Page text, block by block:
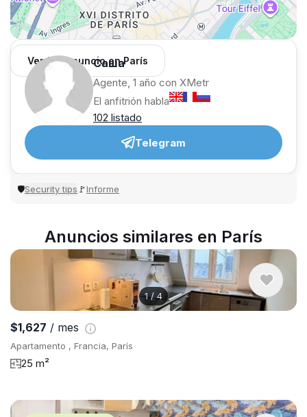
Ver 133 anuncio en París
Саша
Agente, 1 año con XMetr
El anfitrión habla
102 listado
Telegram
🛡Security tips 🚩Informe
Anuncios similares en París
1/4
$1,627 / mes
Apartamento , Francia, París
25 m²